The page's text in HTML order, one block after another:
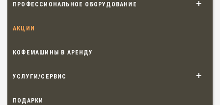
ПРОФЕССИОНАЛЬНОЕ ОБОРУДОВАНИЕ
АКЦИИ
КОФЕМАШИНЫ В АРЕНДУ
УСЛУГИ/СЕРВИС
ПОДАРКИ